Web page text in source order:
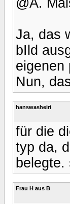
Ja, das
bIld
eigenen
Nun,
hanswasheiri
für die
typ da,
Frau H aus B